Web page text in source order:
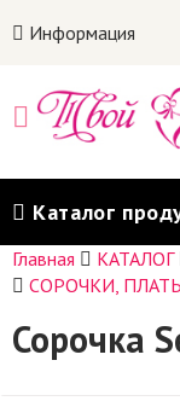
Информация
Каталог
Главная КАТАЛОГ
СОРОЧКИ,
Сорочка